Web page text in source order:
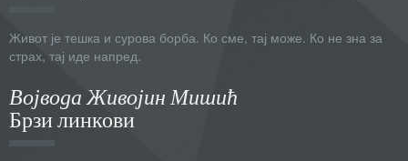
Живот је тешка и сурова борба. Ко сме, тај може. Ко не зна за
страх, тај иде напред.
Војвода Живојин Мишић
Брзи линкови